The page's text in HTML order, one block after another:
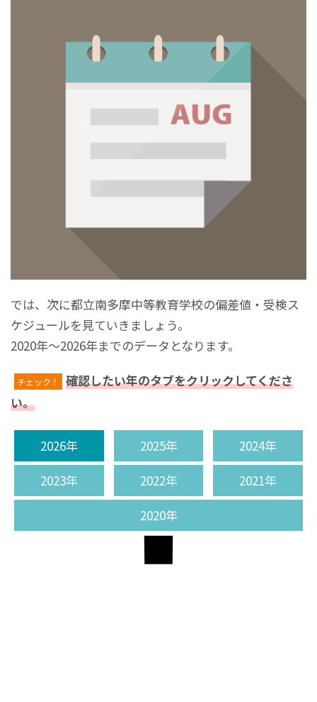
では、次に都立南多摩中等教育学校の偏差値・受検ス
ケジュールを見ていきましょう。
2020年～2026年までのデータとなります。
チェック！
確認したい年のタブをクリックしてくださ
い。
2026年 2025年
2024年
2023年
2022年
2021年
2020年